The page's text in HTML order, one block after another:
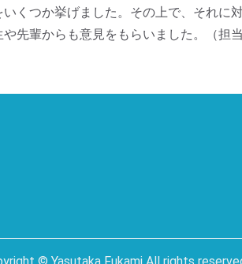
くつか挙げました。その上で、それに
先輩からも意見をもらいました。（担当